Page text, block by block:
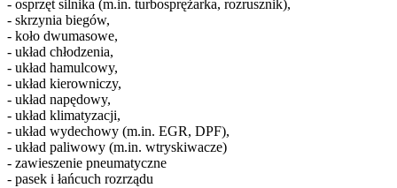
- osprzęt silnika (m.in. turbosprężarka, rozrusznik),
- skrzynia biegów,
- koło dwumasowe,
- układ chłodzenia,
- układ hamulcowy,
- układ kierowniczy,
- układ napędowy,
- układ klimatyzacji,
- układ wydechowy (m.in. EGR, DPF),
- układ paliwowy (m.in. wtryskiwacze)
- zawieszenie pneumatyczne
- pasek i łańcuch rozrządu